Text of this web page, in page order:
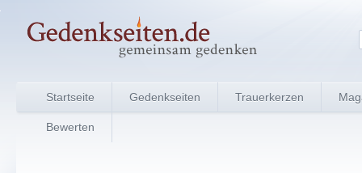
Startseite Gedenkseiten Trauerkerzen
Bewerten